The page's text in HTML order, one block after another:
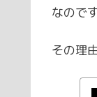
なので
その理